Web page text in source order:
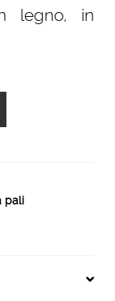
legno, in
pali